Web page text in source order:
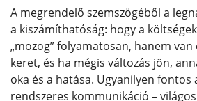
A megrendelő szemszögéből a
a kiszámíthatóság: hogy a
„mozog” folyamatosan, hanem
keret, és ha mégis változás jön,
oka és a hatása. Ugyanilyen fontos
rendszeres kommunikáció –